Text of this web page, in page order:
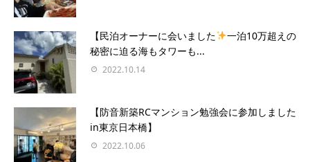
【民泊オーナーに会いました
一泊10万超えの
秘密に迫る海もタワーも...
2022.10.14
【防音新築RCマンション勉強会に参加しました
in東京日本橋】
2022.10.06